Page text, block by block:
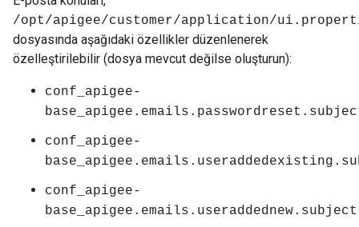
/opt/apigee/customer/application/
dosyasında aşağıdaki özellikler düzenlenerek
özelleştirilebilir (dosya mevcut değilse oluşturun):
conf_apigee-
conf_apigee-
conf_apigee-
base_apigee.emails.useraddednew.subject